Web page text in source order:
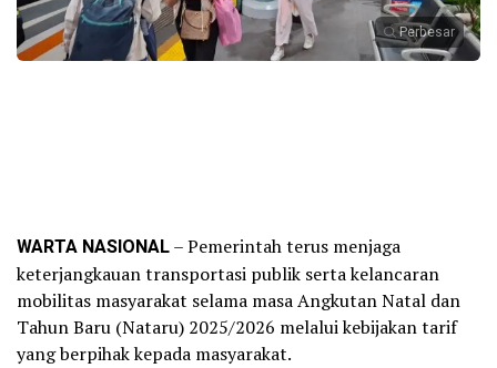
Perbesar
WARTA NASIONAL– Pemerintah terus menjaga
keterjangkauan transportasi publik serta kelancaran
mobilitas masyarakat selama masa Angkutan Natal dan
Tahun Baru (Nataru) 2025/2026 melalui kebijakan tarif
yang berpihak kepada masyarakat.